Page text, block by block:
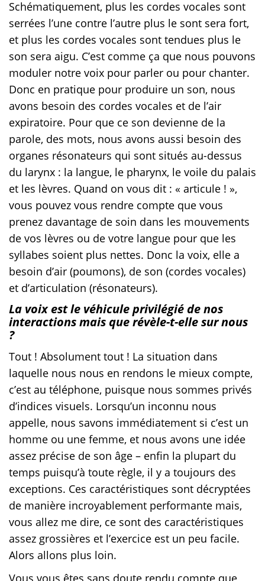
Schématiquement, plus les cordes vocales sont
serrées l’une contre l’autre plus le sont sera fort,
et plus les cordes vocales sont tendues plus le
son sera aigu. C’est comme ça que nous pouvons
moduler notre voix pour parler ou pour chanter.
Donc en pratique pour produire un son, nous
avons besoin des cordes vocales et de l’air
expiratoire. Pour que ce son devienne de la
parole, des mots, nous avons aussi besoin des
organes résonateurs qui sont situés au-dessus
du larynx : la langue, le pharynx, le voile du palais
et les lèvres. Quand on vous dit : « articule ! »,
vous pouvez vous rendre compte que vous
prenez davantage de soin dans les mouvements
de vos lèvres ou de votre langue pour que les
syllabes soient plus nettes. Donc la voix, elle a
besoin d’air (poumons), de son (cordes vocales)
et d’articulation (résonateurs).
La voix est le véhicule privilégié de nos
interactions mais que révèle-t-elle sur nous
?
Tout ! Absolument tout ! La situation dans
laquelle nous nous en rendons le mieux compte,
c’est au téléphone, puisque nous sommes privés
d’indices visuels. Lorsqu’un inconnu nous
appelle, nous savons immédiatement si c’est un
homme ou une femme, et nous avons une idée
assez précise de son âge – enfin la plupart du
temps puisqu’à toute règle, il y a toujours des
exceptions. Ces caractéristiques sont décryptées
de manière incroyablement performante mais,
vous allez me dire, ce sont des caractéristiques
assez grossières et l’exercice est un peu facile.
Alors allons plus loin.
Vous vous êtes sans doute rendu compte que